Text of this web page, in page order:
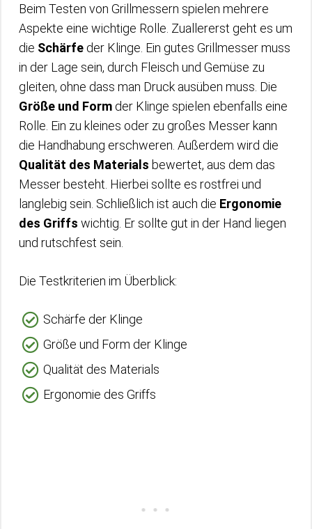
Beim Testen von Grillmessern spielen mehrere
Aspekte eine wichtige Rolle. Zuallererst geht es um
die Schärfe der Klinge. Ein gutes Grillmesser muss
in der Lage sein, durch Fleisch und Gemüse zu
gleiten, ohne dass man Druck ausüben muss. Die
Größe und Form der Klinge spielen ebenfalls eine
Rolle. Ein zu kleines oder zu großes Messer kann
die Handhabung erschweren. Außerdem wird die
Qualität des Materials bewertet, aus dem das
Messer besteht. Hierbei sollte es rostfrei und
langlebig sein. Schließlich ist auch die Ergonomie
des Griffs wichtig. Er sollte gut in der Hand liegen
und rutschfest sein.
Die Testkriterien im Überblick:
Schärfe der Klinge
Größe und Form der Klinge
Qualität des Materials
Ergonomie des Griffs